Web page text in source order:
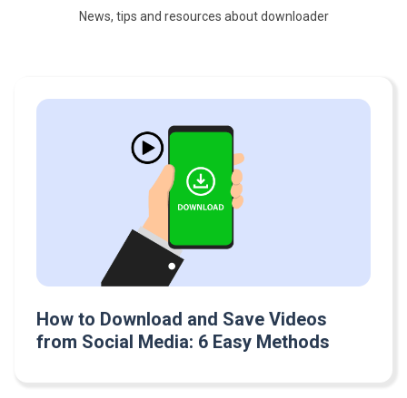
News, tips and resources about downloader
How to Download and Save Videos
from Social Media: 6 Easy Methods